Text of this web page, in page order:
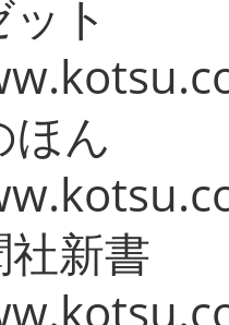
ト
ほん
新書